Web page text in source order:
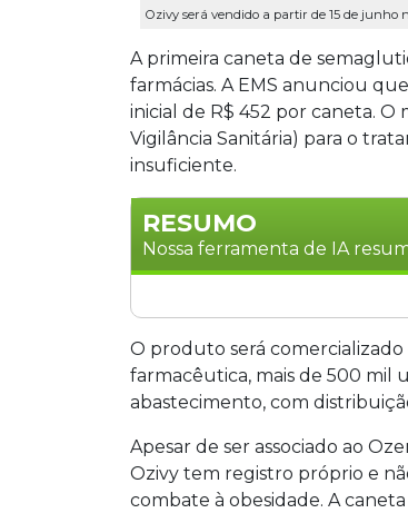
Ozivy será vendido a partir de 15 de junho
A primeira caneta de
farmácias. A EMS anunciou
inicial de R$ 452 por caneta.
Vigilância Sanitária) para o
insuficiente.
RESUMO
Nossa ferramenta de IA
A EMS anunciou que o
vendido a partir de 15 de
o produto não é genérico
unidades serão distribuídas
O produto será
farmacêutica, mais de 500 mil
abastecimento, com
Apesar de ser associado ao
Ozivy tem registro próprio e
combate à obesidade. A